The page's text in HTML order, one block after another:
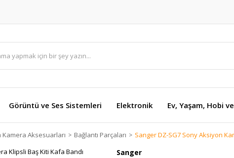
Görüntü ve Ses Sistemleri Elektronik Ev, Yaşam, Hobi
Kamera Aksesuarları Bağlantı Parçaları Sanger DZ-SG7 Sony Aksiyon
Sanger